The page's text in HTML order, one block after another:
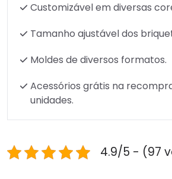
Customizável em diversas
Tamanho ajustável dos
Moldes de diversos formatos.
Acessórios grátis na
unidades.
4.9/5 - (97